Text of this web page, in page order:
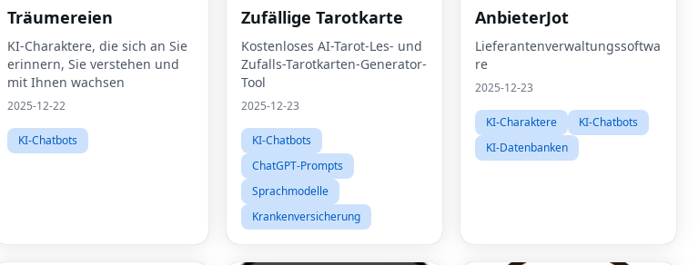
Träumereien
KI-Charaktere, die sich an Sie
erinnern, Sie verstehen und
mit Ihnen wachsen
2025-12-22
KI-Chatbots
Zufällige Tarotkarte
Kostenloses AI-Tarot-Les- und
Zufalls-Tarotkarten-Generator-
Tool
2025-12-23
KI-Chatbots
ChatGPT-Prompts
Sprachmodelle
Krankenversicherung
AnbieterJot
Lieferantenverwaltungssoftwa
re
2025-12-23
KI-Charaktere
KI-Chatbots
KI-Datenbanken